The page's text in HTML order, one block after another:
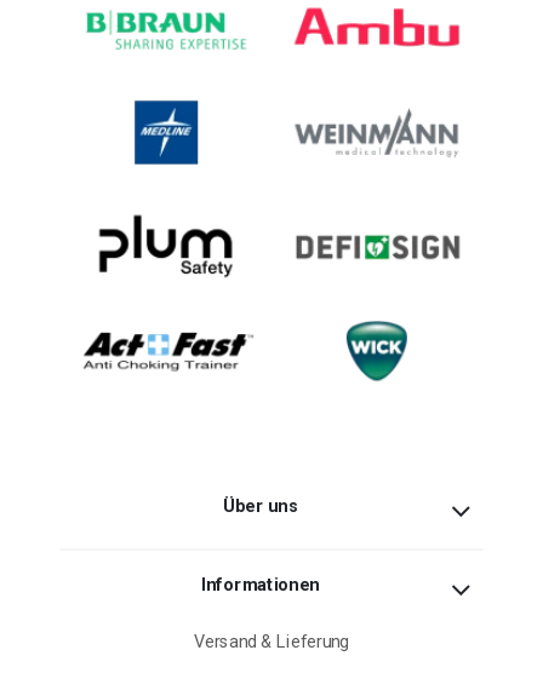
Über uns
Informationen
Versand & Lieferung